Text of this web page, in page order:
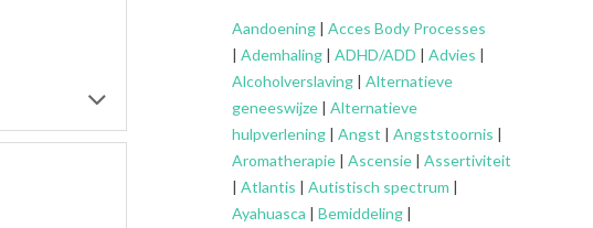
Aandoening | Acces Body Processes
| Ademhaling | ADHD/ADD | Advies |
Alcoholverslaving | Alternatieve
geneeswijze | Alternatieve
hulpverlening | Angst | Angststoornis |
Aromatherapie | Ascensie | Assertiviteit
| Atlantis | Autistisch spectrum |
Ayahuasca | Bemiddeling |